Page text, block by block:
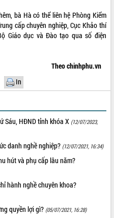
bà Hà có thể liên hệ Phòng Kiểm
cấp chuyên nghiệp, Cục Khảo thí
Giáo dục và Đào tạo qua số điện
Theo chinhphu.vn
In
Sáu, HĐND tỉnh khóa X (12/07/2023,
danh nghề nghiệp? (12/07/2021, 16:34)
hút và phụ cấp lâu năm?
hành nghề chuyên khoa?
quyền lợi gì? (05/07/2021, 16:28)